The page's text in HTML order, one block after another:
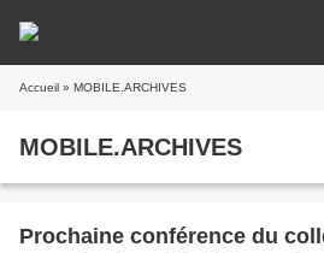
Accueil » MOBILE.ARCHIVES
MOBILE.ARCHIVES
Prochaine conférence du